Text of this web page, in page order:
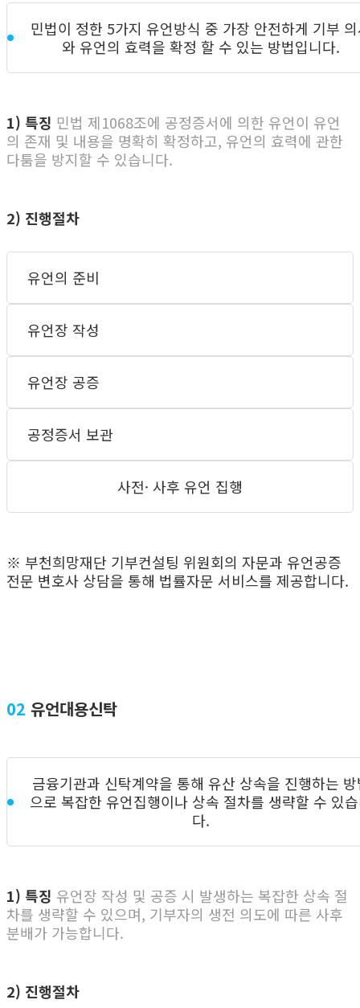
민법이 정한 5가지 유언방식 중 가장 안전하게 기부
와 유언의 효력을 확정 할 수 있는 방법입니다.
1) 특징 민법 제1068조에 공정증서에 의한 유언이 유언
의 존재 및 내용을 명확히 확정하고, 유언의 효력에 관한
다툼을 방지할 수 있습니다.
2) 진행절차
유언의 준비
유언장 작성
유언장 공증
공정증서 보관
사전· 사후 유언 집행
※ 부천희망재단 기부컨설팅 위원회의 자문과 유언공증
전문 변호사 상담을 통해 법률자문 서비스를 제공합니다.
02 유언대용신탁
금융기관과 신탁계약을 통해 유산 상속을 진행하는
으로 복잡한 유언집행이나 상속 절차를 생략할 수 있
다.
1) 특징 유언장 작성 및 공증 시 발생하는 복잡한 상속 절
차를 생략할 수 있으며, 기부자의 생전 의도에 따른 사후
분배가 가능합니다.
2) 진행절차